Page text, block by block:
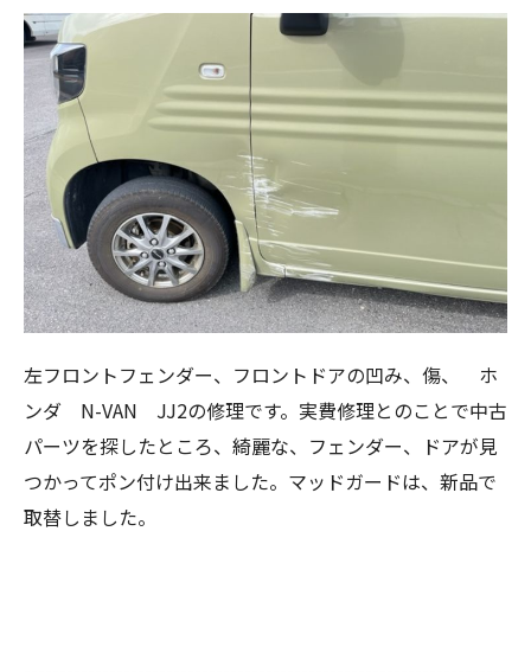
左フロントフェンダー、フロントドアの凹み、傷、 ホ
ンダ N-VAN JJ2の修理です。実費修理とのことで中古
パーツを探したところ、綺麗な、フェンダー、ドアが見
つかってポン付け出来ました。マッドガードは、新品で
取替しました。